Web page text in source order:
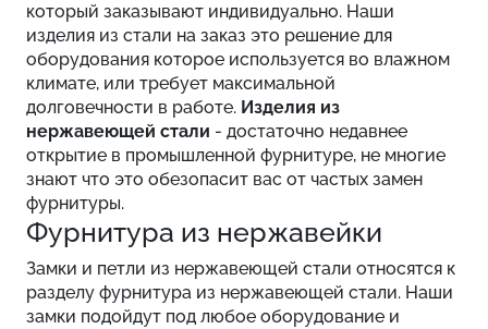
который заказывают индивидуально. Наши
изделия из стали на заказ это решение для
оборудования которое используется во влажном
климате, или требует максимальной
долговечности в работе. Изделия из
нержавеющей стали - достаточно недавнее
открытие в промышленной фурнитуре, не многие
знают что это обезопасит вас от частых замен
фурнитуры.
Фурнитура из нержавейки
Замки и петли из нержавеющей стали относятся к
разделу фурнитура из нержавеющей стали. Наши
замки подойдут под любое оборудование и